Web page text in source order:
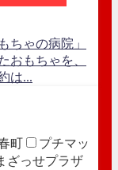
ちゃの病院」
おもちゃを、
は...
町
プチマッ
ざっせプラザ